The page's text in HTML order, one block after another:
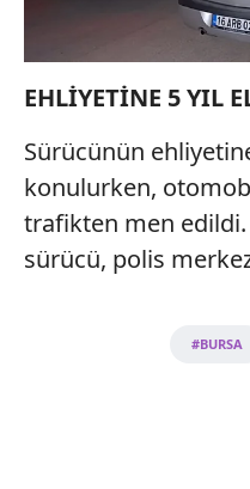
EHLİYETİNE 5 YIL
Sürücünün
konulurken,
trafikten men edildi.
sürücü, polis
#BURSA